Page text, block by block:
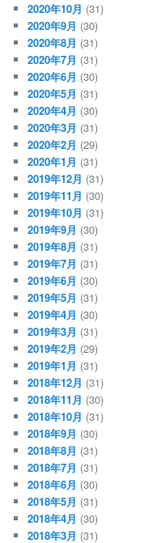
2020年10月 (31)
2020年9月 (30)
2020年8月 (31)
2020年7月 (31)
2020年6月 (30)
2020年5月 (31)
2020年4月 (30)
2020年3月 (31)
2020年2月 (29)
2020年1月 (31)
2019年12月 (31)
2019年11月 (30)
2019年10月 (31)
2019年9月 (30)
2019年8月 (31)
2019年7月 (31)
2019年6月 (30)
2019年5月 (31)
2019年4月 (30)
2019年3月 (31)
2019年2月 (29)
2019年1月 (31)
2018年12月 (31)
2018年11月 (30)
2018年10月 (31)
2018年9月 (30)
2018年8月 (31)
2018年7月 (31)
2018年6月 (30)
2018年5月 (31)
2018年4月 (30)
2018年3月 (31)